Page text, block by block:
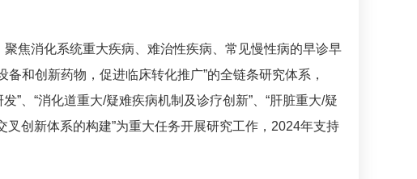
焦消化系统重大疾病、难治性疾病、常见慢性病的早诊早
和创新药物，促进临床转化推广”的全链条研究体系，
”、“消化道重大/疑难疾病机制及诊疗创新”、“肝脏重大/疑
叉创新体系的构建”为重大任务开展研究工作，2024年支持